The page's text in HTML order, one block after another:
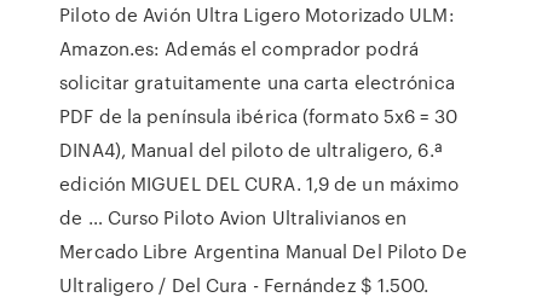
Piloto de Avión Ultra Ligero Motorizado ULM:
Amazon.es: Además el comprador podrá
solicitar gratuitamente una carta electrónica
PDF de la península ibérica (formato 5x6 = 30
DINA4), Manual del piloto de ultraligero, 6.ª
edición MIGUEL DEL CURA. 1,9 de un máximo
de … Curso Piloto Avion Ultralivianos en
Mercado Libre Argentina Manual Del Piloto De
Ultraligero / Del Cura - Fernández $ 1.500.